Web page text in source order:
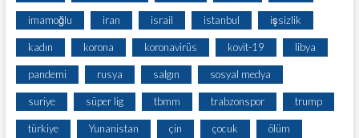
imamoğlu iran israil istanbul işsizlik
kadın korona koronavirüs kovit-19 libya
pandemi rusya salgın sosyal medya
suriye süper lig tbmm trabzonspor trump
türkiye Yunanistan çin çocuk ölüm